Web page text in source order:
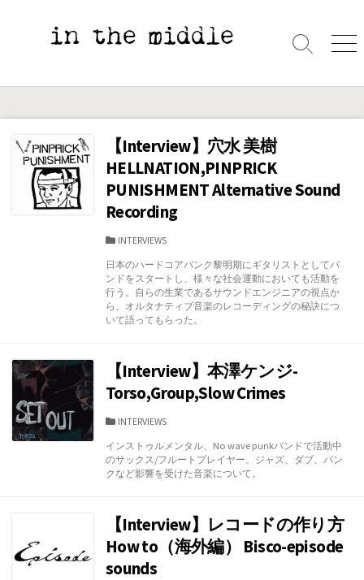
ツ
検
メ
【Interview】穴水 美樹
HELLNATION,PINPRICK
PUNISHMENT Alternative Sound
Recording
カ
ゴ
リ
ー
INTERVIEWS
日本のハードコアパンク黎明期にギタリストとしてバ
ンドをスタートし、様々な社会運動においても活動を
行う。自らの生業であるサウンドエンジニアの視点か
ら、オルタナティブ音楽のレコーディングの秘訣につ
いて語ってもらった。
【Interview】本澤ケンジ-
Torso,Group,Slow Crimes
カ
ゴ
リ
ー
INTERVIEWS
インストゥルメンタル、No wave punkバンドで活動中
のサックス/フルートプレイヤー。ジャズ、ダブ、パン
クなど影響を受けた音楽について。
【Interview】レコードの作り方
How to（海外編） Bisco-episode
sounds